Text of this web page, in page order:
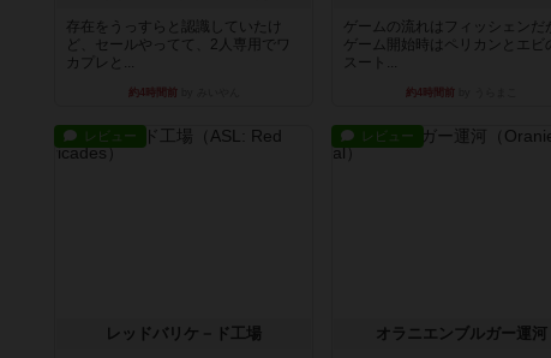
存在をうっすらと認識していたけ
ど、セールやってて、2人専用でワ
カプレと...
約4時間前
ゲームの流れはフィッシェンだ
ゲーム開始時はペリカンとエビ
スート...
約4時間前
レビュー
レッドバリケ－ド工場
レビュー
オラニエンブルガー運河